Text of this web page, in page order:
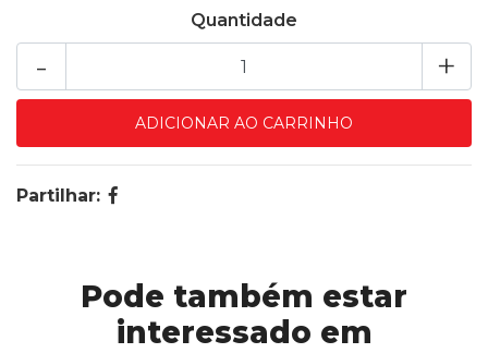
Quantidade
+
-
Partilhar:
Pode também estar
interessado em